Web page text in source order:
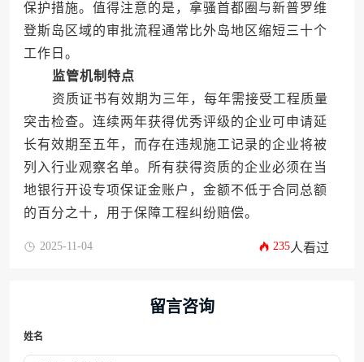
保护措施。值得注意的是，拿骚首都圈与新普罗维
登斯岛区域的审批流程通常比外岛地区缩短三十个
工作日。
监管机制特点
资质证书有效期为三年，每年需接受工程质量
突击检查。连续两年获得优秀评级的企业可申请延
长有效期至五年，而存在违规施工记录的企业将被
列入行业观察名单。所有获得资质的企业必须在当
地银行开设专项保证金账户，金额不低于合同总额
的百分之十，用于保障工程纠纷赔偿。
2025-11-04 235人看过
留言咨询
姓名